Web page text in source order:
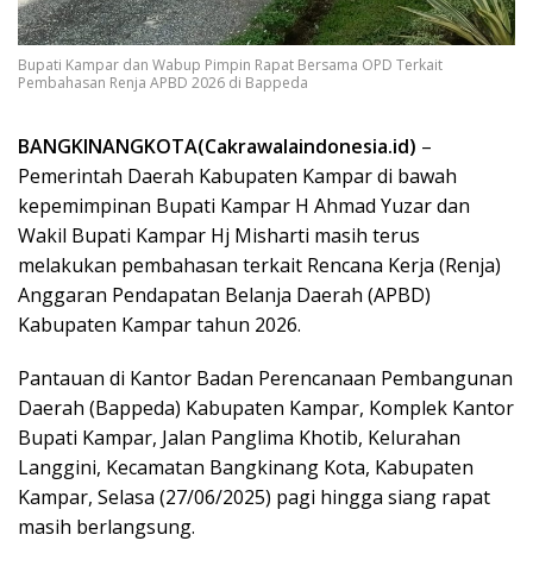
Bupati Kampar dan Wabup Pimpin Rapat Bersama OPD Terkait
Pembahasan Renja APBD 2026 di Bappeda
BANGKINANGKOTA(Cakrawalaindonesia.id) –
Pemerintah Daerah Kabupaten Kampar di bawah
kepemimpinan Bupati Kampar H Ahmad Yuzar dan
Wakil Bupati Kampar Hj Misharti masih terus
melakukan pembahasan terkait Rencana Kerja (Renja)
Anggaran Pendapatan Belanja Daerah (APBD)
Kabupaten Kampar tahun 2026.
Pantauan di Kantor Badan Perencanaan Pembangunan
Daerah (Bappeda) Kabupaten Kampar, Komplek Kantor
Bupati Kampar, Jalan Panglima Khotib, Kelurahan
Langgini, Kecamatan Bangkinang Kota, Kabupaten
Kampar, Selasa (27/06/2025) pagi hingga siang rapat
masih berlangsung.